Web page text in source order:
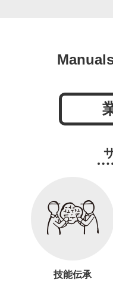
技能伝承